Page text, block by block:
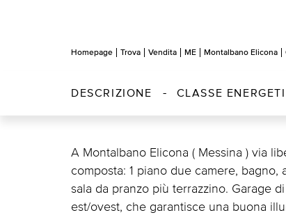
Homepage Trova Vendita ME Montalbano Elicona
DESCRIZIONE CLASSE
A Montalbano Elicona ( Messina ) via
composta: 1 piano due camere,
sala da pranzo più terrazzino. Garage
est/ovest, che garantisce una buona